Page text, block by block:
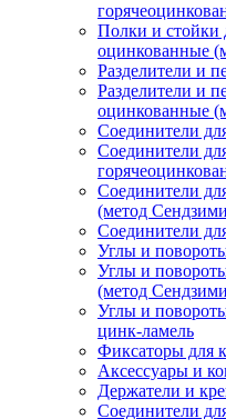
Полки и стойки
оцинкованные
Разделители и
Разделители и
оцинкованные
Соединители
Соединители
Соединители
(метод
Соединители
Углы и
Углы и
(метод
Углы и
цинк-ламель
Фиксаторы для
Аксессуары и
Держатели и
Соединители